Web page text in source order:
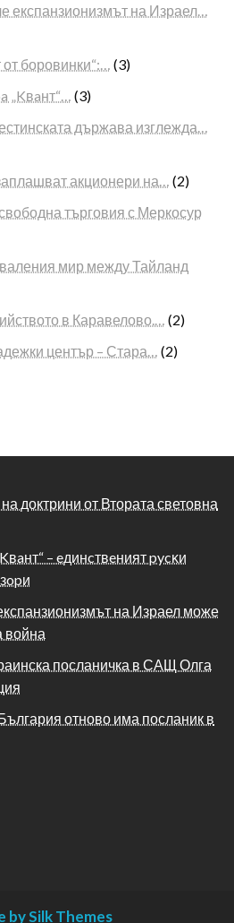
експанзионизмът на Израел…
боровинки“:… (3)
„Kвaнт“… (3)
държава изглежда…
акционери на… (2)
търговия с Меркосур
мир между Тайланд
в Каравелово.… (2)
център – Стара… (2)
доктрини от Втората световна
– eдинcтвeният pycĸи
на Израел може
война
посланичка в САЩ Олга
отново има посланик в
by Silk Themes